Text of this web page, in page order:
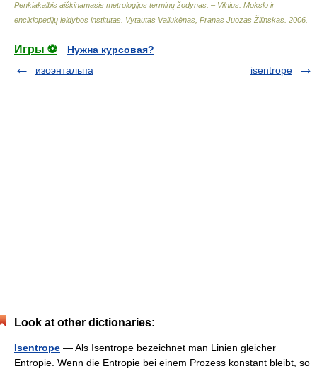
Penkiakalbis aiškinamasis metrologijos terminų žodynas. – Vilnius: Mokslo ir
enciklopedijų leidybos institutas Vytautas Valiukėnas, Pranas Juozas Žilinskas 2006
Игры ⚽
Нужна курсовая?
изоэнтальпа
isentrope
Look at other dictionaries:
Isentrope — Als Isentrope bezeichnet man Linien gleicher
Entropie. Wenn die Entropie bei einem Prozess konstant bleibt, so